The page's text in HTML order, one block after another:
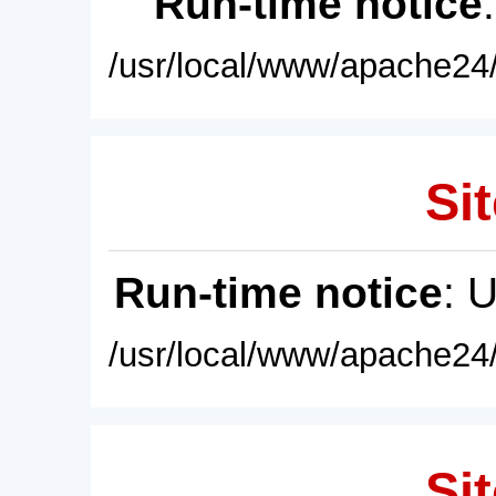
/usr/local/www/
Run-time notice:
/usr/local/www/